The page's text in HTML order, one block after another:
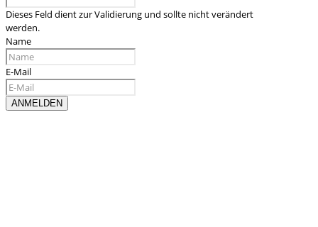
Dieses Feld dient zur Validierung und sollte nicht verändert
werden.
Name
E-Mail